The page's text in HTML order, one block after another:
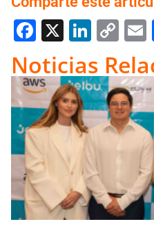
Facebook
X
Link
Noticias